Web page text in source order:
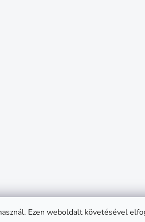
Ezen weboldalt követésével